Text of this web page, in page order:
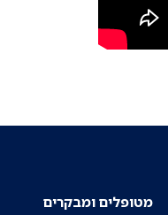
מטופלים ומבקרים